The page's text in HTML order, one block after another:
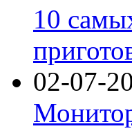
10
02-07-